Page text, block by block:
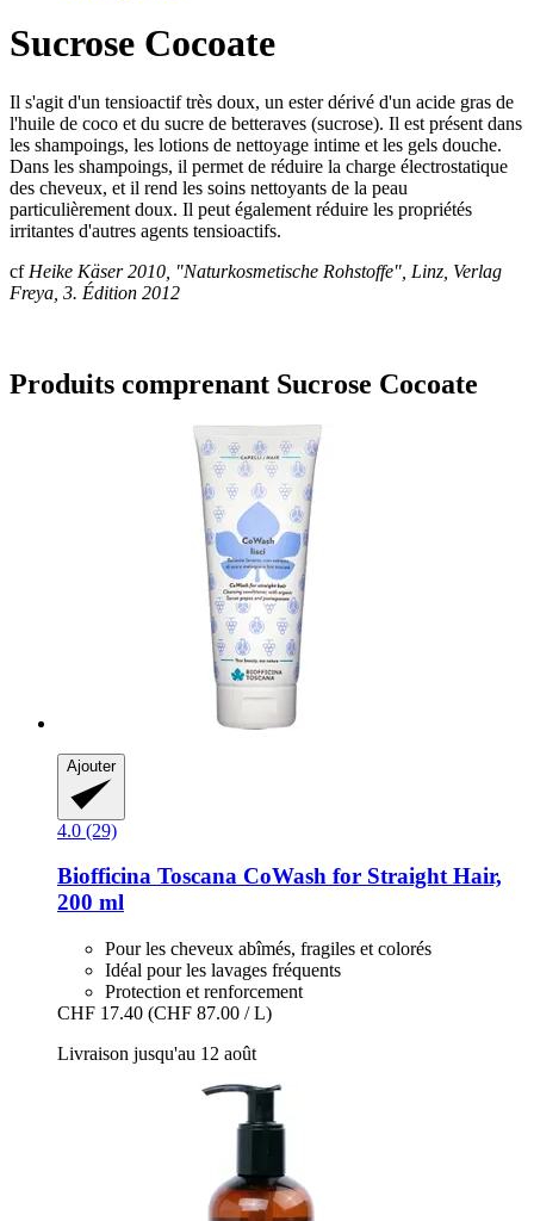
Sucrose Cocoate
Il s'agit d'un tensioactif très doux, un ester dérivé d'un acide gras de
l'huile de coco et du sucre de betteraves (sucrose). Il est présent dans
les shampoings, les lotions de nettoyage intime et les gels douche.
Dans les shampoings, il permet de réduire la charge électrostatique
des cheveux, et il rend les soins nettoyants de la peau
particulièrement doux. Il peut également réduire les propriétés
irritantes d'autres agents tensioactifs.
cf Heike Käser 2010, "Naturkosmetische Rohstoffe", Linz, Verlag
Freya, 3. Édition 2012
Produits comprenant Sucrose Cocoate
Ajouter
4.0 (29)
Biofficina Toscana CoWash for Straight Hair,
200 ml
Pour les cheveux abîmés, fragiles et colorés
Idéal pour les lavages fréquents
Protection et renforcement
CHF 17.40 (CHF 87.00 / L)
Livraison jusqu'au 12 août